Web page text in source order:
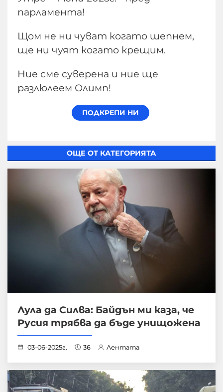
парламента!
Щом не ни чуват когато шепнем,
ще ни чуят когато крещим.
Ние сме суверена и ние ще
разлюлеем Олимп!
ОЩЕ ОТ КАТЕГОРИЯТА
Лула да Силва: Байдън ми каза, че
Русия трябва да бъде унищожена
03-06-2025г. 36 Лентата